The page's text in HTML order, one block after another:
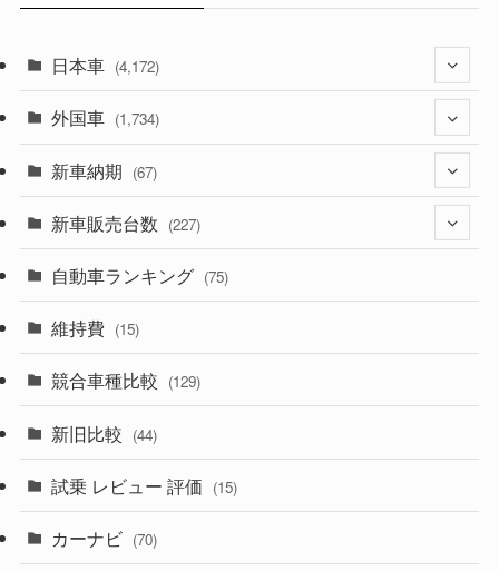
日本車 (4,172)
(1,321)
(329)
(357)
(328)
(194)
(230)
(253)
外国車 (1,734)
(242)
(85)
(84)
(14)
(222)
(50)
(58)
新車納期 (67)
(28)
(8)
(3)
(3)
(5)
(1)
新車販売台数 (227)
(21)
(5)
(7)
(5)
自動車ランキング (75)
維持費 (15)
競合車種比較 (129)
新旧比較 (44)
試乗 レビュー 評価 (15)
カーナビ (70)